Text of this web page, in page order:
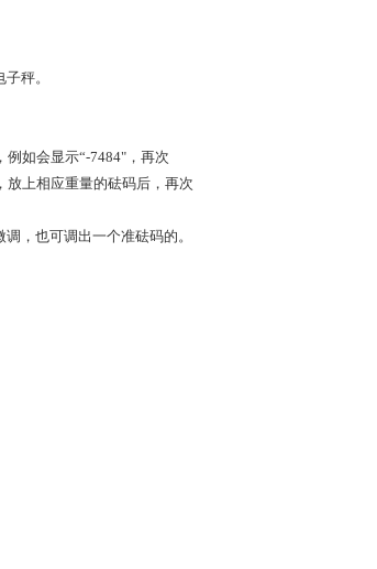
秤。
例如会显示“-7484"，再次
放上相应重量的砝码后，再次
，也可调出一个准砝码的。